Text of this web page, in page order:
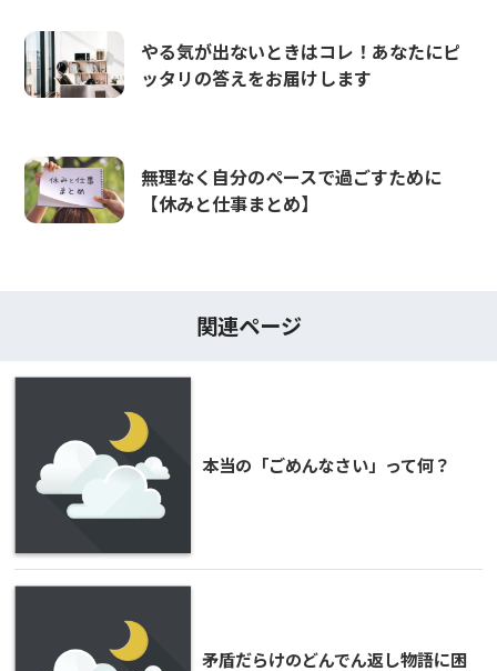
やる気が出ないときはコレ！あなたにピ
ッタリの答えをお届けします
無理なく自分のペースで過ごすために
【休みと仕事まとめ】
関連ページ
本当の「ごめんなさい」って何？
矛盾だらけのどんでん返し物語に困